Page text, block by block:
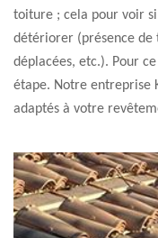
toiture ; cela pour voir
détériorer (présence de
déplacées, etc.). Pour
étape. Notre entreprise
adaptés à votre